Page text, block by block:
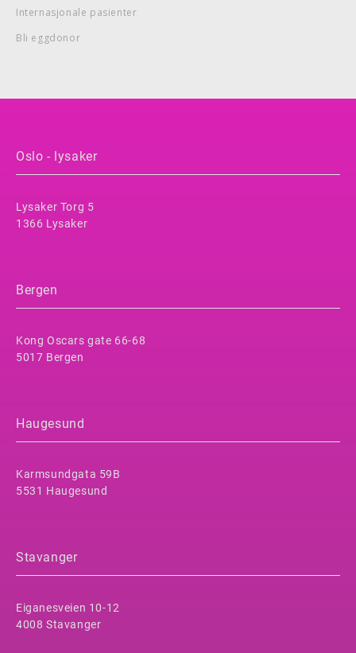
Internasjonale pasienter
Bli eggdonor
Oslo - lysaker
Lysaker Torg 5
1366 Lysaker
Bergen
Kong Oscars gate 66-68
5017 Bergen
Haugesund
Karmsundgata 59B
5531 Haugesund
Stavanger
Eiganesveien 10-12
4008 Stavanger